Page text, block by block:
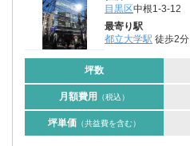
目黒区中根1-3-12
最寄り駅
都立大学駅 徒歩2分
坪数
月額費用 （税込）
坪単価 （共益費を含む）